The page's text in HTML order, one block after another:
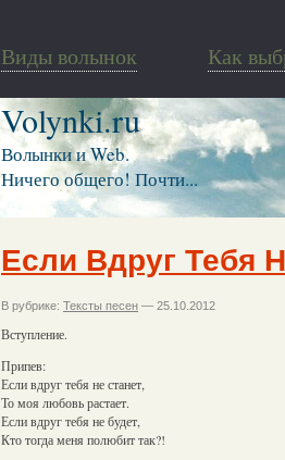
Виды волынок Как
Volynki.ru
Волынки и Web.
Ничего общего! Почти...
Если Вдруг Тебя
В рубрике: Тексты песен — 25.10.2012
Вступление.
Припев:
Если вдруг тебя не станет,
То моя любовь растает.
Если вдруг тебя не будет,
Кто тогда меня полюбит так?!